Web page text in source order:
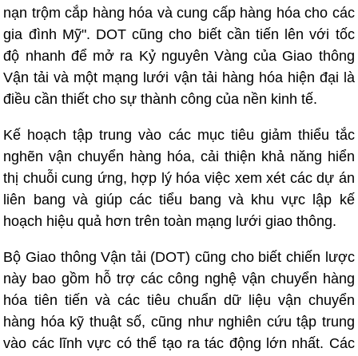
nạn trộm cắp hàng hóa và cung cấp hàng hóa cho các
gia đình Mỹ". DOT cũng cho biết cần tiến lên với tốc
độ nhanh để mở ra Kỷ nguyên Vàng của Giao thông
Vận tải và một mạng lưới vận tải hàng hóa hiện đại là
điều cần thiết cho sự thành công của nền kinh tế.
Kế hoạch tập trung vào các mục tiêu giảm thiểu tắc
nghẽn vận chuyển hàng hóa, cải thiện khả năng hiển
thị chuỗi cung ứng, hợp lý hóa việc xem xét các dự án
liên bang và giúp các tiểu bang và khu vực lập kế
hoạch hiệu quả hơn trên toàn mạng lưới giao thông.
Bộ Giao thông Vận tải (DOT) cũng cho biết chiến lược
này bao gồm hỗ trợ các công nghệ vận chuyển hàng
hóa tiên tiến và các tiêu chuẩn dữ liệu vận chuyển
hàng hóa kỹ thuật số, cũng như nghiên cứu tập trung
vào các lĩnh vực có thể tạo ra tác động lớn nhất. Các